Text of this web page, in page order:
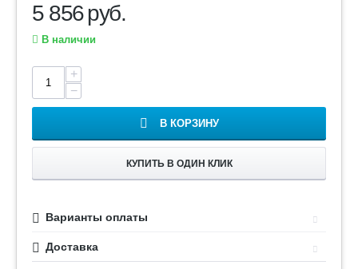
5 856руб.
В наличии
+
−
В КОРЗИНУ
КУПИТЬ В ОДИН КЛИК
Варианты оплаты
Доставка